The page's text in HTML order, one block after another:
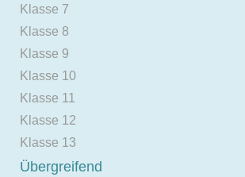
Klasse 7
Klasse 8
Klasse 9
Klasse 10
Klasse 11
Klasse 12
Klasse 13
Übergreifend